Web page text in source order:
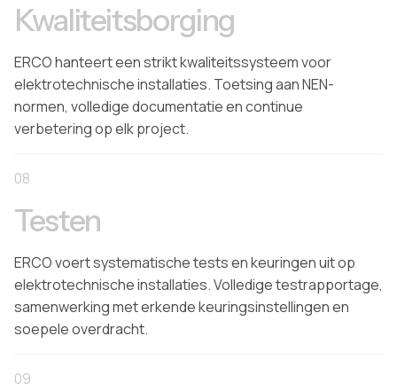
Kwaliteitsborging
ERCO hanteert een strikt kwaliteitssysteem voor
elektrotechnische installaties. Toetsing aan NEN-
normen, volledige documentatie en continue
verbetering op elk project.
08
Testen
ERCO voert systematische tests en keuringen uit op
elektrotechnische installaties. Volledige testrapportage,
samenwerking met erkende keuringsinstellingen en
soepele overdracht.
09